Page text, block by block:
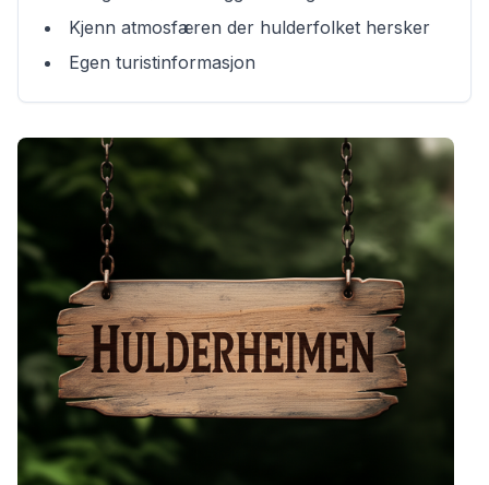
Kjenn atmosfæren der hulderfolket hersker
Egen turistinformasjon